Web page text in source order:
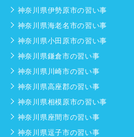
神奈川県伊勢原市の習い事
神奈川県海老名市の習い事
神奈川県小田原市の習い事
神奈川県鎌倉市の習い事
神奈川県川崎市の習い事
神奈川県高座郡の習い事
神奈川県相模原市の習い事
神奈川県座間市の習い事
神奈川県逗子市の習い事